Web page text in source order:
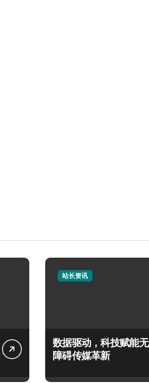
站长资讯
数据驱动，科技赋能无
障碍传媒革新